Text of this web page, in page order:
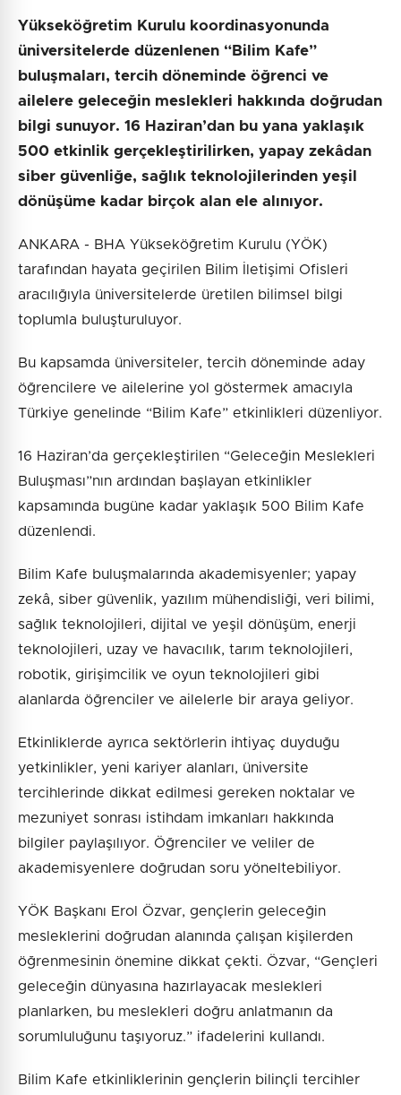
Yükseköğretim Kurulu koordinasyonunda
üniversitelerde düzenlenen “Bilim Kafe”
buluşmaları, tercih döneminde öğrenci ve
ailelere geleceğin meslekleri hakkında doğrudan
bilgi sunuyor. 16 Haziran’dan bu yana yaklaşık
500 etkinlik gerçekleştirilirken, yapay zekâdan
siber güvenliğe, sağlık teknolojilerinden yeşil
dönüşüme kadar birçok alan ele alınıyor.
ANKARA - BHA Yükseköğretim Kurulu (YÖK)
tarafından hayata geçirilen Bilim İletişimi Ofisleri
aracılığıyla üniversitelerde üretilen bilimsel bilgi
toplumla buluşturuluyor.
Bu kapsamda üniversiteler, tercih döneminde aday
öğrencilere ve ailelerine yol göstermek amacıyla
Türkiye genelinde “Bilim Kafe” etkinlikleri düzenliyor.
16 Haziran’da gerçekleştirilen “Geleceğin Meslekleri
Buluşması”nın ardından başlayan etkinlikler
kapsamında bugüne kadar yaklaşık 500 Bilim Kafe
düzenlendi.
Bilim Kafe buluşmalarında akademisyenler; yapay
zekâ, siber güvenlik, yazılım mühendisliği, veri bilimi,
sağlık teknolojileri, dijital ve yeşil dönüşüm, enerji
teknolojileri, uzay ve havacılık, tarım teknolojileri,
robotik, girişimcilik ve oyun teknolojileri gibi
alanlarda öğrenciler ve ailelerle bir araya geliyor.
Etkinliklerde ayrıca sektörlerin ihtiyaç duyduğu
yetkinlikler, yeni kariyer alanları, üniversite
tercihlerinde dikkat edilmesi gereken noktalar ve
mezuniyet sonrası istihdam imkanları hakkında
bilgiler paylaşılıyor. Öğrenciler ve veliler de
akademisyenlere doğrudan soru yöneltebiliyor.
YÖK Başkanı Erol Özvar, gençlerin geleceğin
mesleklerini doğrudan alanında çalışan kişilerden
öğrenmesinin önemine dikkat çekti. Özvar, “Gençleri
geleceğin dünyasına hazırlayacak meslekleri
planlarken, bu meslekleri doğru anlatmanın da
sorumluluğunu taşıyoruz.” ifadelerini kullandı.
Bilim Kafe etkinliklerinin gençlerin bilinçli tercihler